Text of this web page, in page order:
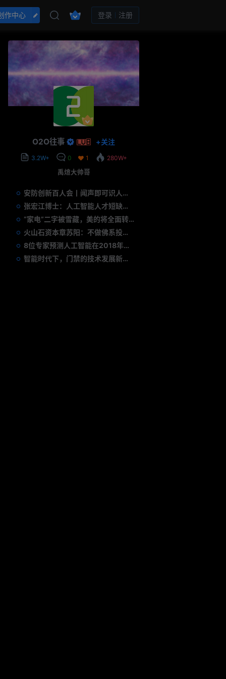
作中心 登录 注册
O2O往事 +关注
3.2W+ 0 1
280W+
禹煊大帅哥
安防创新百人会丨闻声即可识人，虚拟诈骗的克星——声纹识别
张宏江博士：人工智能人才短缺是世界性问题
“家电”二字被雪藏，美的将全面转型智能制造？
火山石资本章苏阳：不做佛系投资人，为企业价值战斗到底
8位专家预测人工智能在2018年对我们的影响
智能时代下，门禁的技术发展新趋势